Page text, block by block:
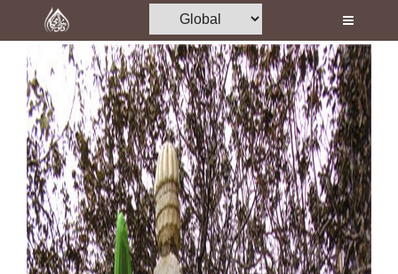
Home
Al-Quran
Books
Media
Madani Channel
Volunteer Portal
Rohani Ilaj